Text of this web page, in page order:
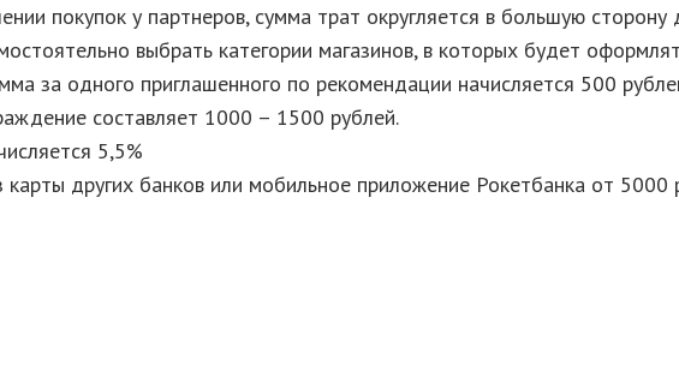
покупок у партнеров, сумма трат округляется в большую сторону
выбрать категории магазинов, в которых будет
за одного приглашенного по рекомендации начисляется 500
составляет 1000 – 1500 рублей.
5,5%
других банков или мобильное приложение Рокетбанка от 5000